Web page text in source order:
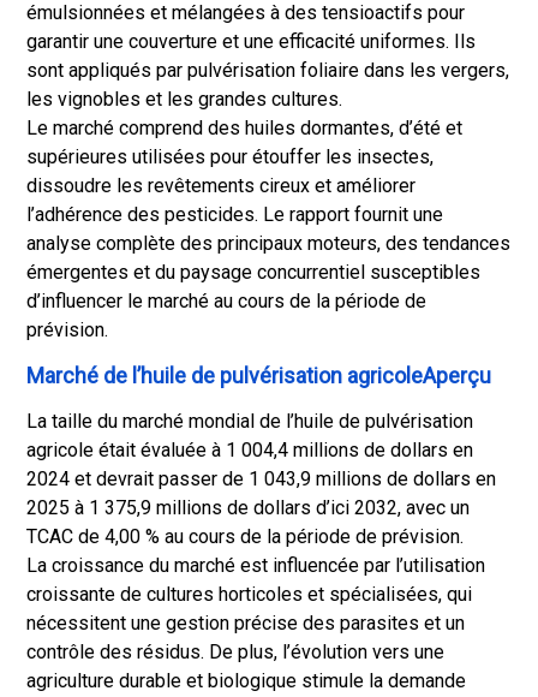
émulsionnées et mélangées à des tensioactifs pour
garantir une couverture et une efficacité uniformes. Ils
sont appliqués par pulvérisation foliaire dans les vergers,
les vignobles et les grandes cultures.
Le marché comprend des huiles dormantes, d’été et
supérieures utilisées pour étouffer les insectes,
dissoudre les revêtements cireux et améliorer
l’adhérence des pesticides. Le rapport fournit une
analyse complète des principaux moteurs, des tendances
émergentes et du paysage concurrentiel susceptibles
d’influencer le marché au cours de la période de
prévision.
Marché de l’huile de pulvérisation agricoleAperçu
La taille du marché mondial de l’huile de pulvérisation
agricole était évaluée à 1 004,4 millions de dollars en
2024 et devrait passer de 1 043,9 millions de dollars en
2025 à 1 375,9 millions de dollars d’ici 2032, avec un
TCAC de 4,00 % au cours de la période de prévision.
La croissance du marché est influencée par l’utilisation
croissante de cultures horticoles et spécialisées, qui
nécessitent une gestion précise des parasites et un
contrôle des résidus. De plus, l’évolution vers une
agriculture durable et biologique stimule la demande